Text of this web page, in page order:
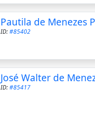
Pautila de Menezes
ID:#85402
José Walter de
ID:#85417